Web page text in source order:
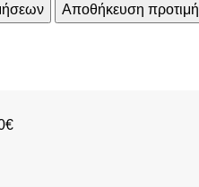
Αποθήκευση